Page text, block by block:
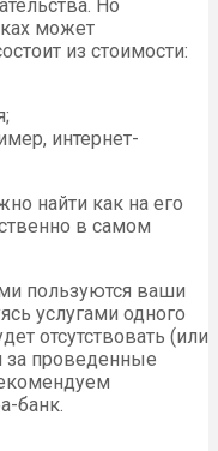
Но
может
из стоимости:
интернет-
найти как на его
в самом
пользуются ваши
услугами одного
отсутствовать (или
за проведенные
банк.